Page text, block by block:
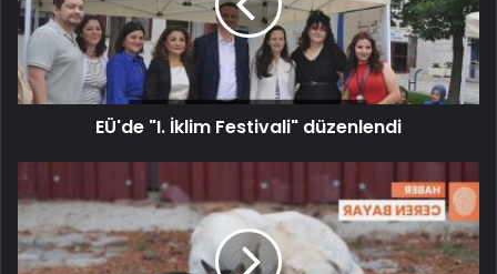
EÜ'de "I. İklim Festivali" düzenlendi